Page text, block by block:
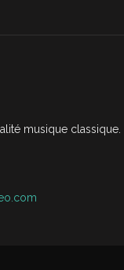
musique classique.